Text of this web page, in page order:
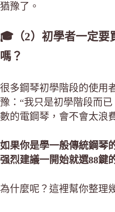
猶豫了。
🎓（2）初學者一定要
嗎？
很多鋼琴初學階段的使用
豫：“我只是初學階段而
數的電鋼琴，會不會太浪
如果你是學一般傳統鋼琴
强烈建議一開始就選88鍵
為什麼呢？這裡幫你整理